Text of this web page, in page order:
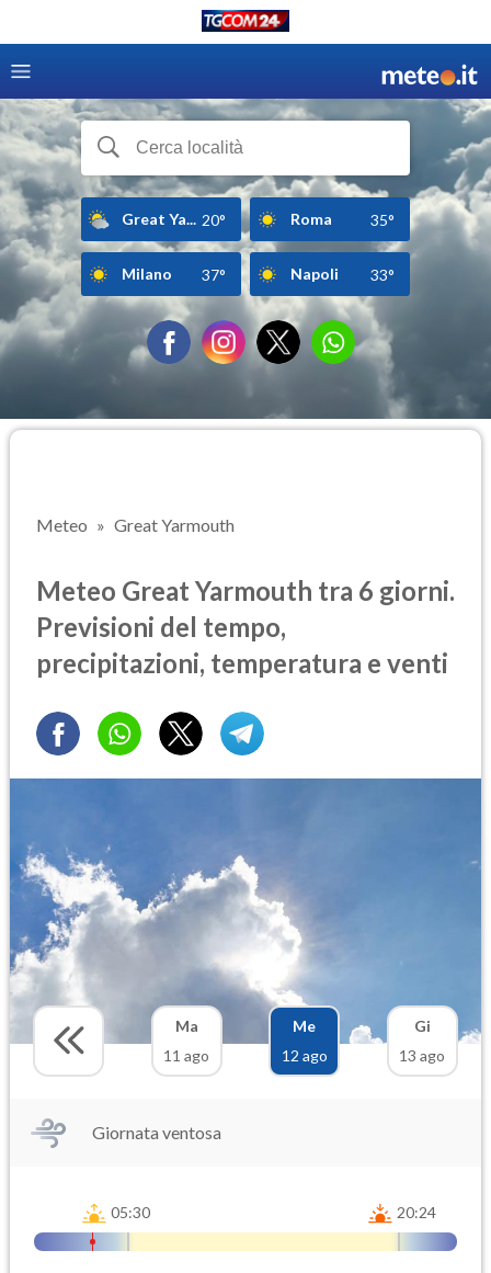
Great Ya... 20° Roma 35°
Milano 37° Napoli 33°
Meteo Great Yarmouth
Meteo Great Yarmouth tra 6 giorni.
Previsioni del tempo,
precipitazioni, temperatura e venti
Ma
11 ago
Me
12 ago
Gi
13 ago
Giornata ventosa
05:30 20:24